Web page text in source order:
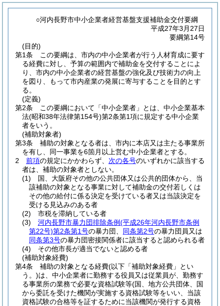
○河内長野市中小企業者経営基盤支援補助金交付要綱
平成27年3月27日
要綱第14号
(目的)
第1条
この要綱は、市内の中小企業者が行う人材育成に要す
る経費に対し、予算の範囲内で補助金を交付することによ
り、市内の中小企業者の経営基盤の強化及び技術力の向上
を図り、もって市内産業の発展に寄与することを目的とす
る。
(定義)
第2条
この要綱において「中小企業者」とは、中小企業基本
法(昭和38年法律第154号)第2条第1項に規定する中小企業
者をいう。
(補助対象者)
第3条
補助の対象となる者は、市内に本店又は主たる事業所
を有し、同一事業を6箇月以上営む中小企業者とする。
2
前項の規定にかかわらず、 次の各号のいずれかに該当する
者は、補助の対象者としない。
(1)
国、大阪府その他の公共団体又は公共的団体から、当
該補助の対象となる事業に対して補助金の交付若しくは
その他の給付に係る決定を受けている者又は当該決定を
受ける見込みのある者
(2)
市税を滞納している者
(3)
河内長野市暴力団排除条例(平成26年河内長野市条例
第22号)第2条第1号の暴力団、 同条第2号の暴力団員又は
同条第3号の暴力団密接関係者に該当すると認められる者
(4)
その他市長が適当でないと認める者
(補助対象経費)
第4条
補助の対象となる経費(以下「補助対象経費」とい
う。)は、中小企業者に勤務する役員又は従業員が、勤務す
る事業所の業務で必要な資格試験等(国、地方公共団体、国
から委託を受けた機関が実施する資格試験等をいい、当該
資格試験の合格等を証するために当該機関が発行する資格